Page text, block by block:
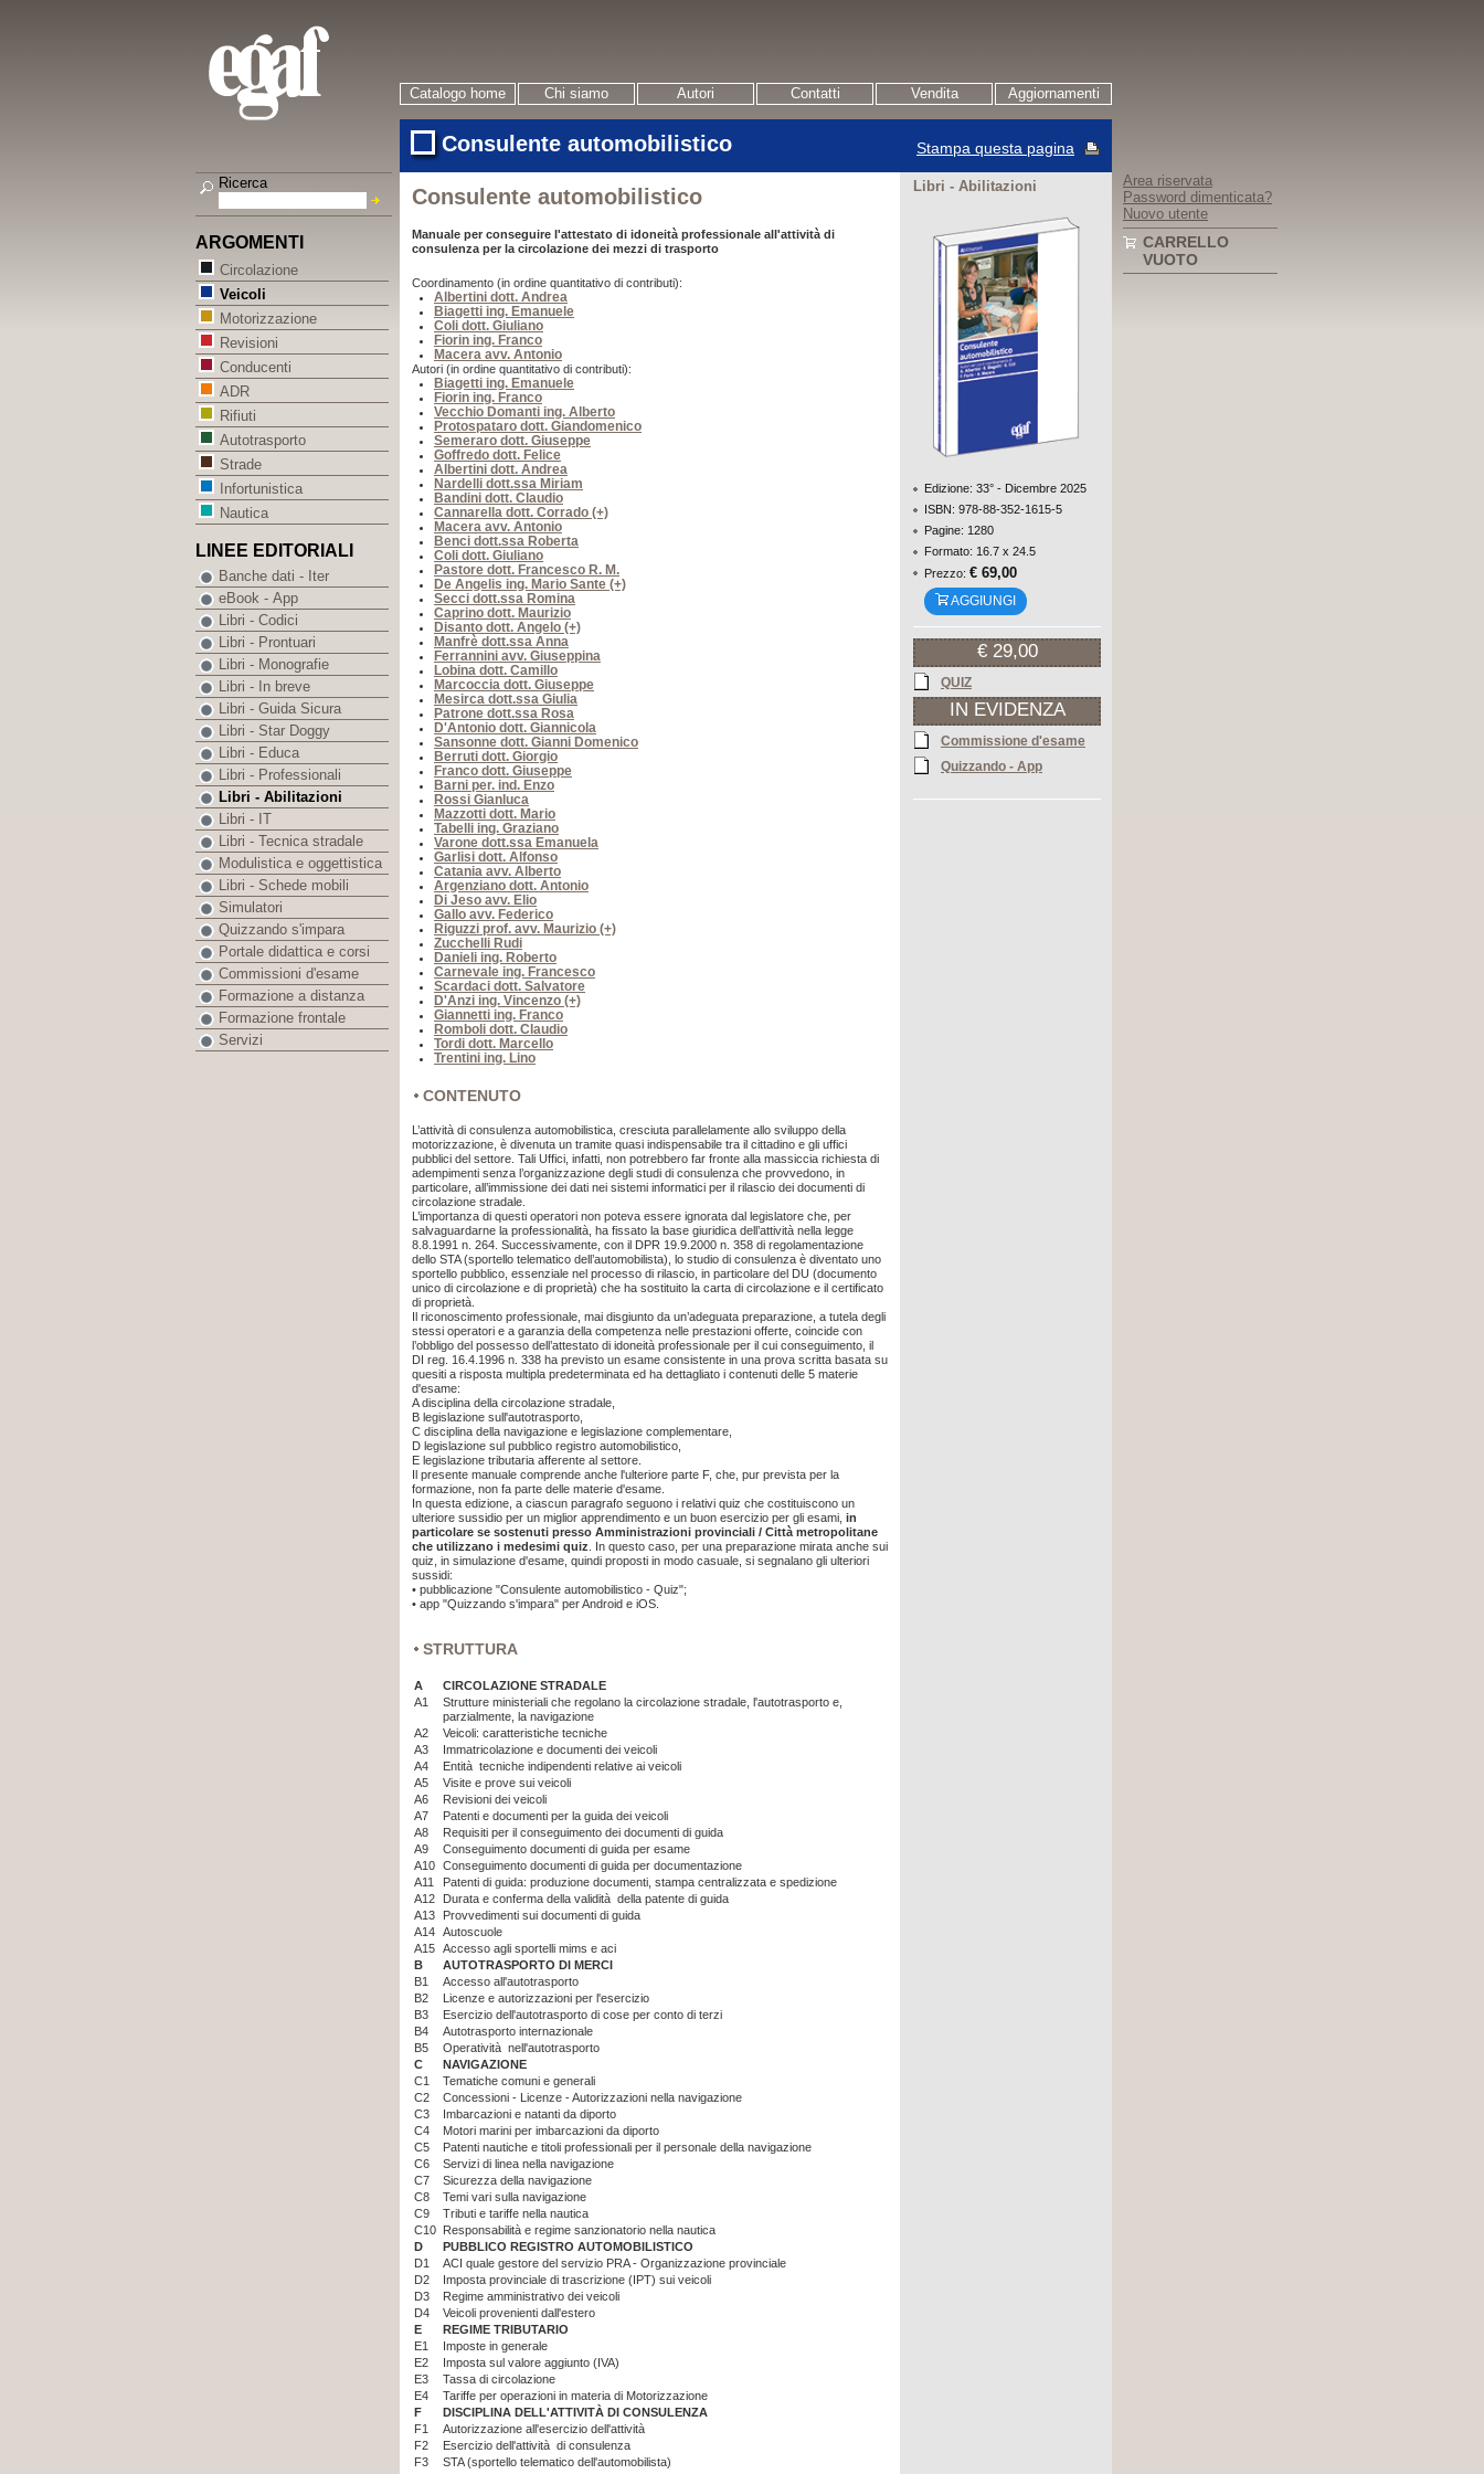
Catalogo home Chi siamo Autori Contatti Vendita Aggiornamenti
Consulente automobilistico Stampa questa pagina
Consulente automobilistico
Manuale per conseguire l'attestato di idoneità professionale all'attività di
consulenza per la circolazione dei mezzi di trasporto
Coordinamento (in ordine quantitativo di contributi):
Albertini dott. Andrea
Biagetti ing. Emanuele
Coli dott. Giuliano
Fiorin ing. Franco
Macera avv. Antonio
Autori (in ordine quantitativo di contributi):
Biagetti ing. Emanuele
Fiorin ing. Franco
Vecchio Domanti ing. Alberto
Protospataro dott. Giandomenico
Semeraro dott. Giuseppe
Goffredo dott. Felice
Albertini dott. Andrea
Nardelli dott.ssa Miriam
Bandini dott. Claudio
Cannarella dott. Corrado (+)
Macera avv. Antonio
Benci dott.ssa Roberta
Coli dott. Giuliano
Pastore dott. Francesco R. M.
De Angelis ing. Mario Sante (+)
Secci dott.ssa Romina
Caprino dott. Maurizio
Disanto dott. Angelo (+)
Manfrè dott.ssa Anna
Ferrannini avv. Giuseppina
Lobina dott. Camillo
Marcoccia dott. Giuseppe
Mesirca dott.ssa Giulia
Patrone dott.ssa Rosa
D'Antonio dott. Giannicola
Sansonne dott. Gianni Domenico
Berruti dott. Giorgio
Franco dott. Giuseppe
Barni per. ind. Enzo
Rossi Gianluca
Mazzotti dott. Mario
Tabelli ing. Graziano
Varone dott.ssa Emanuela
Garlisi dott. Alfonso
Catania avv. Alberto
Argenziano dott. Antonio
Di Jeso avv. Elio
Gallo avv. Federico
Riguzzi prof. avv. Maurizio (+)
Zucchelli Rudi
Danieli ing. Roberto
Carnevale ing. Francesco
Scardaci dott. Salvatore
D'Anzi ing. Vincenzo (+)
Giannetti ing. Franco
Romboli dott. Claudio
Tordi dott. Marcello
Trentini ing. Lino
CONTENUTO
L’attività di consulenza automobilistica, cresciuta parallelamente allo sviluppo della
motorizzazione, è divenuta un tramite quasi indispensabile tra il cittadino e gli uffici
pubblici del settore. Tali Uffici, infatti, non potrebbero far fronte alla massiccia richiesta di
adempimenti senza l’organizzazione degli studi di consulenza che provvedono, in
particolare, all’immissione dei dati nei sistemi informatici per il rilascio dei documenti di
circolazione stradale.
L’importanza di questi operatori non poteva essere ignorata dal legislatore che, per
salvaguardarne la professionalità, ha fissato la base giuridica dell’attività nella legge
8.8.1991 n. 264. Successivamente, con il DPR 19.9.2000 n. 358 di regolamentazione
dello STA (sportello telematico dell’automobilista), lo studio di consulenza è diventato uno
sportello pubblico, essenziale nel processo di rilascio, in particolare del DU (documento
unico di circolazione e di proprietà) che ha sostituito la carta di circolazione e il certificato
di proprietà.
Il riconoscimento professionale, mai disgiunto da un’adeguata preparazione, a tutela degli
stessi operatori e a garanzia della competenza nelle prestazioni offerte, coincide con
l’obbligo del possesso dell’attestato di idoneità professionale per il cui conseguimento, il
DI reg. 16.4.1996 n. 338 ha previsto un esame consistente in una prova scritta basata su
quesiti a risposta multipla predeterminata ed ha dettagliato i contenuti delle 5 materie
d'esame:
A disciplina della circolazione stradale,
B legislazione sull'autotrasporto,
C disciplina della navigazione e legislazione complementare,
D legislazione sul pubblico registro automobilistico,
E legislazione tributaria afferente al settore.
Il presente manuale comprende anche l'ulteriore parte F, che, pur prevista per la
formazione, non fa parte delle materie d'esame.
In questa edizione, a ciascun paragrafo seguono i relativi quiz che costituiscono un
ulteriore sussidio per un miglior apprendimento e un buon esercizio per gli esami, in
particolare se sostenuti presso Amministrazioni provinciali / Città metropolitane
che utilizzano i medesimi quiz . In questo caso, per una preparazione mirata anche sui
quiz, in simulazione d'esame, quindi proposti in modo casuale, si segnalano gli ulteriori
sussidi:
• pubblicazione "Consulente automobilistico - Quiz";
• app "Quizzando s'impara" per Android e iOS.
STRUTTURA
A
CIRCOLAZIONE STRADALE
A1
Strutture ministeriali che regolano la circolazione stradale, l'autotrasporto e,
parzialmente, la navigazione
A2
Veicoli: caratteristiche tecniche
A3
Immatricolazione e documenti dei veicoli
A4
Entità tecniche indipendenti relative ai veicoli
A5
Visite e prove sui veicoli
A6
Revisioni dei veicoli
A7
Patenti e documenti per la guida dei veicoli
A8
Requisiti per il conseguimento dei documenti di guida
A9
Conseguimento documenti di guida per esame
A10 Conseguimento documenti di guida per documentazione
A11
Patenti di guida: produzione documenti, stampa centralizzata e spedizione
A12
Durata e conferma della validità della patente di guida
A13
Provvedimenti sui documenti di guida
A14 Autoscuole
A15 Accesso agli sportelli mims e aci
B
AUTOTRASPORTO DI MERCI
B1
Accesso all'autotrasporto
B2
Licenze e autorizzazioni per l'esercizio
B3
Esercizio dell'autotrasporto di cose per conto di terzi
B4
Autotrasporto internazionale
B5
Operatività nell'autotrasporto
C
NAVIGAZIONE
C1
Tematiche comuni e generali
C2
Concessioni - Licenze - Autorizzazioni nella navigazione
C3
Imbarcazioni e natanti da diporto
C4
Motori marini per imbarcazioni da diporto
C5
Patenti nautiche e titoli professionali per il personale della navigazione
C6
Servizi di linea nella navigazione
C7
Sicurezza della navigazione
C8
Temi vari sulla navigazione
C9
Tributi e tariffe nella nautica
C10 Responsabilità e regime sanzionatorio nella nautica
D
PUBBLICO REGISTRO AUTOMOBILISTICO
D1
ACI quale gestore del servizio PRA - Organizzazione provinciale
D2
Imposta provinciale di trascrizione (IPT) sui veicoli
D3
Regime amministrativo dei veicoli
D4
Veicoli provenienti dall'estero
E
REGIME TRIBUTARIO
E1
Imposte in generale
E2
Imposta sul valore aggiunto (IVA)
E3
Tassa di circolazione
E4
Tariffe per operazioni in materia di Motorizzazione
F
DISCIPLINA DELL'ATTIVITÀ DI CONSULENZA
F1
Autorizzazione all'esercizio dell'attività
F2
Esercizio dell'attività di consulenza
F3
STA (sportello telematico dell'automobilista)
Libri - Abilitazioni
Edizione: 33° - Dicembre 2025
ISBN: 978-88-352-1615-5
Pagine: 1280
Formato: 16.7 x 24.5
Prezzo: € 69,00
AGGIUNGI
€ 29,00
QUIZ
IN EVIDENZA
Commissione d'esame
Quizzando - App
Ricerca
ARGOMENTI
Circolazione
Veicoli
Motorizzazione
Revisioni
Conducenti
ADR
Rifiuti
Autotrasporto
Strade
Infortunistica
Nautica
LINEE EDITORIALI
Banche dati - Iter
eBook - App
Libri - Codici
Libri - Prontuari
Libri - Monografie
Libri - In breve
Libri - Guida Sicura
Libri - Star Doggy
Libri - Educa
Libri - Professionali
Libri - Abilitazioni
Libri - IT
Libri - Tecnica stradale
Modulistica e oggettistica
Libri - Schede mobili
Simulatori
Quizzando s'impara
Portale didattica e corsi
Commissioni d'esame
Formazione a distanza
Formazione frontale
Servizi
Area riservata
Password dimenticata?
Nuovo utente
CARRELLO
VUOTO